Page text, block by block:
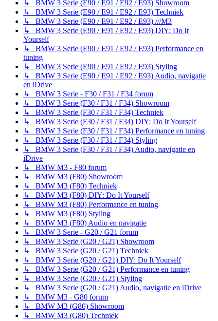
↳ BMW 3 Serie (E90 / E91 / E92 / E93) Showroom
↳ BMW 3 Serie (E90 / E91 / E92 / E93) Techniek
↳ BMW 3 Serie (E90 / E91 / E92 / E93) ///M3
↳ BMW 3 Serie (E90 / E91 / E92 / E93) DIY: Do It
Yourself
↳ BMW 3 Serie (E90 / E91 / E92 / E93) Performance en
tuning
↳ BMW 3 Serie (E90 / E91 / E92 / E93) Styling
↳ BMW 3 Serie (E90 / E91 / E92 / E93) Audio, navigatie
en iDrive
↳ BMW 3 Serie - F30 / F31 / F34 forum
↳ BMW 3 Serie (F30 / F31 / F34) Showroom
↳ BMW 3 Serie (F30 / F31 / F34) Techniek
↳ BMW 3 Serie (F30 / F31 / F34) DIY: Do It Yourself
↳ BMW 3 Serie (F30 / F31 / F34) Performance en tuning
↳ BMW 3 Serie (F30 / F31 / F34) Styling
↳ BMW 3 Serie (F30 / F31 / F34) Audio, navigatie en
iDrive
↳ BMW M3 - F80 forum
↳ BMW M3 (F80) Showroom
↳ BMW M3 (F80) Techniek
↳ BMW M3 (F80) DIY: Do It Yourself
↳ BMW M3 (F80) Performance en tuning
↳ BMW M3 (F80) Styling
↳ BMW M3 (F80) Audio en navigatie
↳ BMW 3 Serie - G20 / G21 forum
↳ BMW 3 Serie (G20 / G21) Showroom
↳ BMW 3 Serie (G20 / G21) Techniek
↳ BMW 3 Serie (G20 / G21) DIY: Do It Yourself
↳ BMW 3 Serie (G20 / G21) Performance en tuning
↳ BMW 3 Serie (G20 / G21) Styling
↳ BMW 3 Serie (G20 / G21) Audio, navigatie en iDrive
↳ BMW M3 - G80 forum
↳ BMW M3 (G80) Showroom
↳ BMW M3 (G80) Techniek